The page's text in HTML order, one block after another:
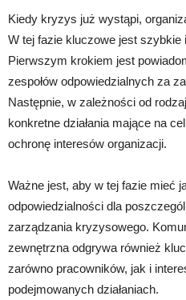
Kiedy kryzys już wystąpi,
W tej fazie kluczowe jest szybkie
Pierwszym krokiem jest
zespołów odpowiedzialnych za
Następnie, w zależności od
konkretne działania mające na
ochronę interesów organizacji.
Ważne jest, aby w tej fazie mieć
odpowiedzialności dla
zarządzania kryzysowego.
zewnętrzna odgrywa również
zarówno pracowników, jak i
podejmowanych działaniach.